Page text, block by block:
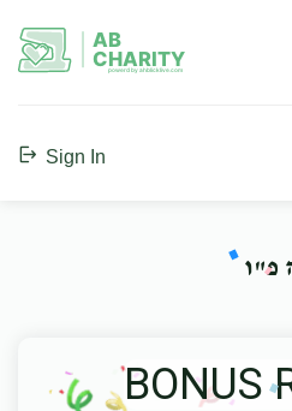
AB
CHARITY
powerd by ahblicklive.com
Sign In
פ"ו
BONUS